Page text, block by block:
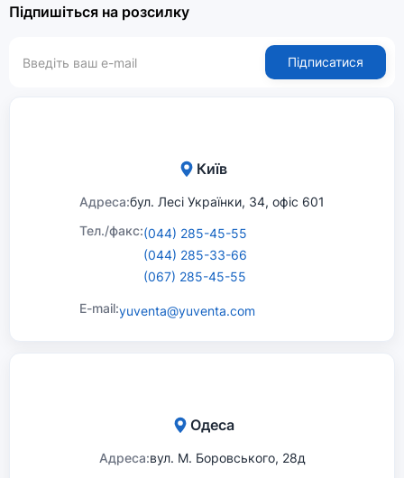
Підпишіться на розсилку
Підписатися
Київ
Адреса:бул. Лесі Українки, 34, офіс 601
Тел./факс:(044) 285-45-55
(044) 285-33-66
(067) 285-45-55
E-mail:yuventa@yuventa.com
Одеса
Адреса:вул. М. Боровського, 28д